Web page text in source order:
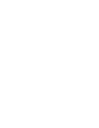
информацию